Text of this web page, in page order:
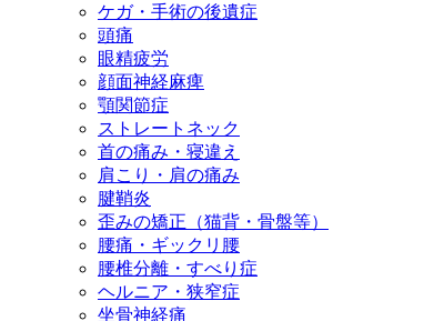
ケガ・手術の後遺症
頭痛
眼精疲労
顔面神経麻痺
顎関節症
ストレートネック
首の痛み・寝違え
肩こり・肩の痛み
腱鞘炎
歪みの矯正（猫背・骨盤等）
腰痛・ギックリ腰
腰椎分離・すべり症
ヘルニア・狭窄症
坐骨神経痛